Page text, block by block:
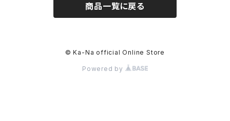
商品一覧に戻る
© Ka-Na official Online Store
Powered by